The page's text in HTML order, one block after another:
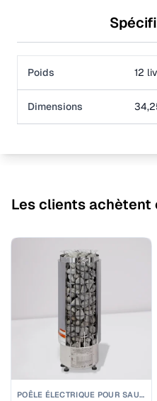
Poids 12
Dimensions
Les clients achètent
POÊLE ÉLECTRIQUE POUR SAUNA DE PUISSANCE MOYENNE